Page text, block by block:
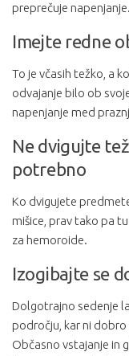
preprečuje napenjanje.
Imejte redne
To je včasih težko, a
odvajanje bilo ob
napenjanje med
Ne dvigujte
potrebno
Ko dvigujete
mišice, prav tako pa
za hemoroide.
Izogibajte se
Dolgotrajno sedenje
področju, kar ni
Občasno vstajanje in